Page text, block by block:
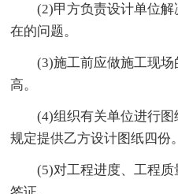
(2)甲方负责设计单位
在的问题。
(3)施工前应做施工现
高。
(4)组织有关单位进行
规定提供乙方设计图纸四份。
(5)对工程进度、工程